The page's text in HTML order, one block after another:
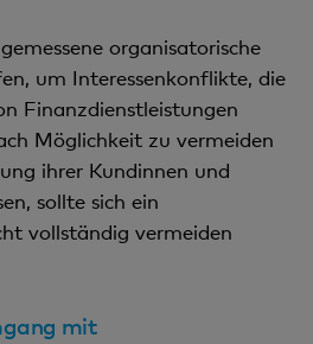
organisatorische
um Interessenkonflikte, die
Finanzdienstleistungen
Möglichkeit zu vermeiden
ihrer Kundinnen und
sollte sich ein
vollständig vermeiden
mit